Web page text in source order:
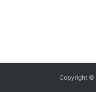
Copyright ©